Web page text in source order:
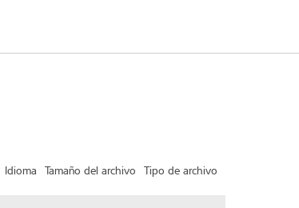
Idioma Tamaño del archivo Tipo de archivo